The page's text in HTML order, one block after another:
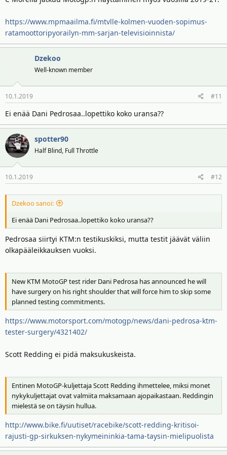
I went out on track. There are many things that we can try with the
day and in the end we were able to set a good fastest lap. We have
no precedent with which to compare our times, but I think it went
well and I enjoyed riding. We still have two days to work on our
setup and my feeling on the bike, so we'll see how we finish on
Sunday."
https://www.mpmaailma.fi/mtvlle-kolmen-vuoden-sopimus-
ratamoottoripyorailyn-mm-sarjan-televisioinnista/
Dzekoo
Well-known member
10.1.2019 #11
Ei enää Dani Pedrosaa..lopettiko koko uransa??
spotter90
Half Blind, Full Throttle
10.1.2019 #12
Dzekoo sanoi:
Ei enää Dani Pedrosaa..lopettiko koko uransa??
Pedrosaa siirtyi KTM:n testikuskiksi, mutta testit jäävät väliin
olkapääleikkauksen vuoksi.
New KTM MotoGP test rider Dani Pedrosa has announced he will
have surgery on his right shoulder that will force him to skip some
planned testing commitments.
https://www.motorsport.com/motogp/news/dani-pedrosa-ktm-
tester-surgery/4321402/
Scott Redding ei pidä maksukuskeista.
Entinen MotoGP-kuljettaja Scott Redding ihmettelee, miksi monet
nykykuljettajat ovat valmiita maksamaan ajopaikastaan. Reddingin
mielestä se on täysin hullua.
http://www.bike.fi/uutiset/racebike/scott-redding-kritisoi-
rajusti-gp-sirkuksen-nykymeininkia-tama-taysin-mielipuolista